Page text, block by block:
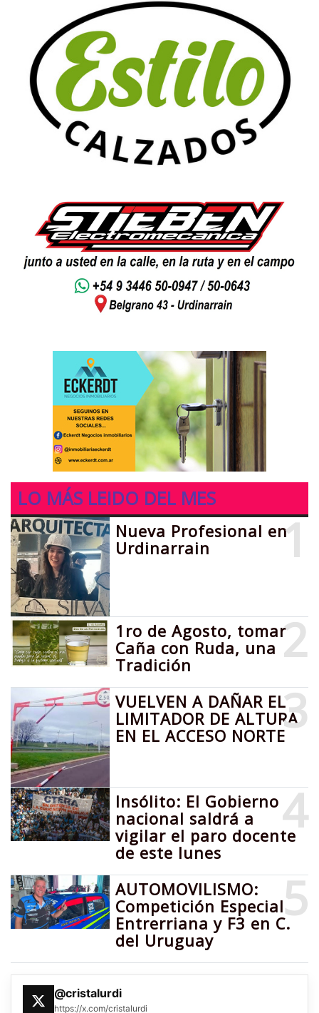
LO MÁS LEIDO DEL MES
1
Nueva Profesional en
Urdinarrain
2
1ro de Agosto, tomar
Caña con Ruda, una
Tradición
3
VUELVEN A DAÑAR EL
LIMITADOR DE ALTURA
EN EL ACCESO NORTE
4
Insólito: El Gobierno
nacional saldrá a
vigilar el paro docente
de este lunes
5
AUTOMOVILISMO:
Competición Especial
Entrerriana y F3 en C.
del Uruguay
@cristalurdi
https://x.com/cristalurdi